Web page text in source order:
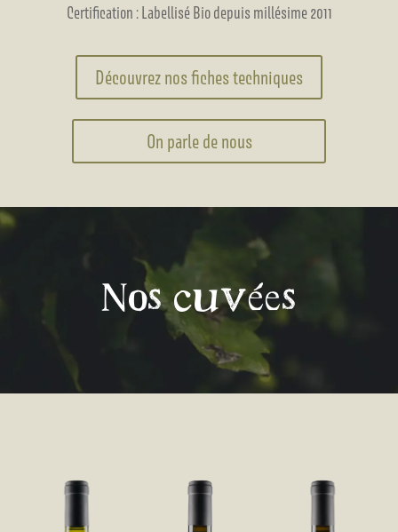
Certification : Labellisé Bio depuis millésime 2011
Découvrez nos fiches techniques
On parle de nous
Nos cuvées